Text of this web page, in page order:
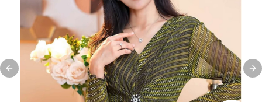
Previous slide